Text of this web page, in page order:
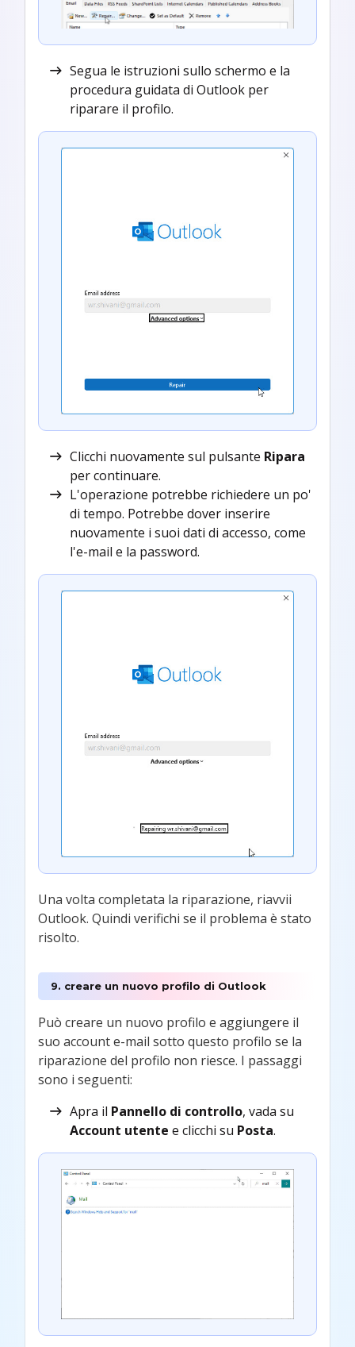
Segua le istruzioni sullo schermo e la
procedura guidata di Outlook per
riparare il profilo.
Clicchi nuovamente sul pulsante Ripara
per continuare.
L'operazione potrebbe richiedere un po'
di tempo. Potrebbe dover inserire
nuovamente i suoi dati di accesso, come
l'e-mail e la password.
Una volta completata la riparazione, riavvii
Outlook. Quindi verifichi se il problema è stato
risolto.
9. creare un nuovo profilo di Outlook
Può creare un nuovo profilo e aggiungere il
suo account e-mail sotto questo profilo se la
riparazione del profilo non riesce. I passaggi
sono i seguenti:
Apra il Pannello di controllo, vada su
Account utente e clicchi su Posta.